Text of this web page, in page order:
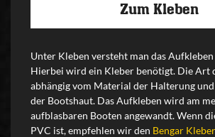
Zum Kleben
Unter Kleben versteht man das
Hierbei wird ein Kleber benötigt. Die Art
abhängig vom Material der Halterung
der Bootshaut. Das Aufkleben wird am
aufblasbaren Booten angewandt. Wenn
PVC ist, empfehlen wir den Bengar Kleber